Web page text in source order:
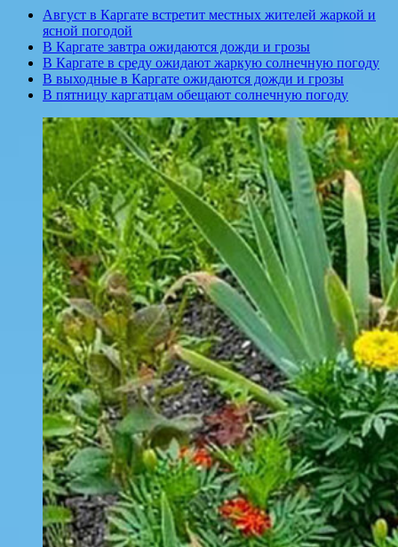
Август в Каргате встретит местных жителей жаркой и
ясной погодой
В Каргате завтра ожидаются дожди и грозы
В Каргате в среду ожидают жаркую солнечную погоду
В выходные в Каргате ожидаются дожди и грозы
В пятницу каргатцам обещают солнечную погоду